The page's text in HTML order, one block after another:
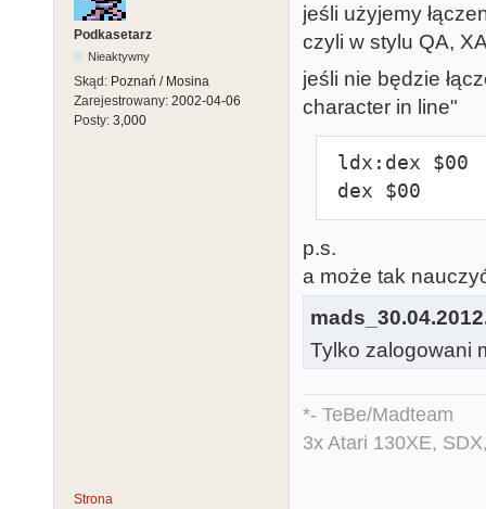
Podkasetarz
Nieaktywny
Skąd: Poznań / Mosina
Zarejestrowany: 2002-04-06
Posty: 3,000
jeśli użyjemy
czyli w stylu QA,
jeśli nie będzie
character in line"
dex $00
p.s.
a może tak
Tylko zalogowani
*- TeBe/Madteam
3x Atari 130XE,
Strona